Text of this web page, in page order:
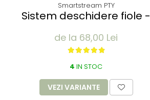
Smartstream PTY
Sistem deschidere fiole -
de la 68,00 Lei
4 IN STOC
VEZI VARIANTE